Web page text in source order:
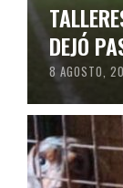
DEJÓ
8 AGOSTO,